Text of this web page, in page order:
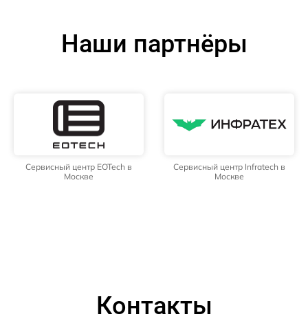
Наши партнёры
Сервисный центр EOTech в
Москве
Сервисный центр Infratech в
Москве
Контакты